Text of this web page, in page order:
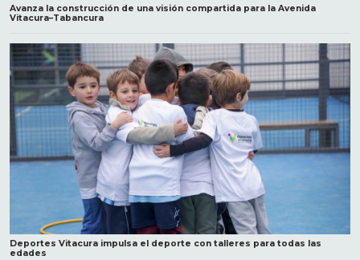
Avanza la construcción de una visión compartida para la Avenida
Vitacura–Tabancura
Deportes Vitacura impulsa el deporte con talleres para todas las
edades